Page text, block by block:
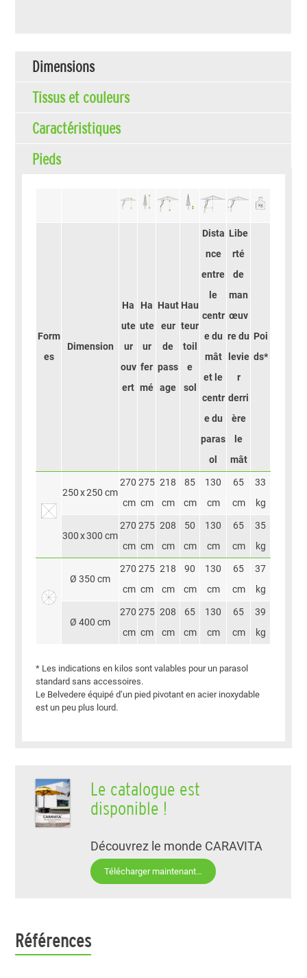
Dimensions
Tissus et couleurs
Caractéristiques
Pieds
Form
es
Dimension
Ha
ute
ur
ouv
ert
Ha
ute
ur
fer
mé
Haut
eur
de
pass
age
Hau
teur
toil
e
sol
Dista
nce
entre
le
centr
e du
mât
et le
centr
e du
paras
ol
Libe
rté
de
man
œuv
re du
levie
r
derri
ère
le
mât
Poi
ds*
250 x 250 cm
270
cm
275
cm
218
cm
85
cm
130
cm
65
cm
33
kg
300 x 300 cm
270
cm
275
cm
208
cm
50
cm
130
cm
65
cm
35
kg
Ø 350 cm
270
cm
275
cm
218
cm
90
cm
130
cm
65
cm
37
kg
Ø 400 cm
270
cm
275
cm
208
cm
65
cm
130
cm
65
cm
39
kg
* Les indications en kilos sont valables pour un parasol
standard sans accessoires.
Le Belvedere équipé d’un pied pivotant en acier inoxydable
est un peu plus lourd.
Le catalogue est
disponible !
Découvrez le monde CARAVITA
Télécharger maintenant…
Références